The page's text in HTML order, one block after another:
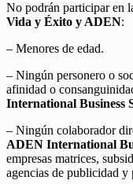
No podrán participar en
Vida y Éxito y ADEN:
– Menores de edad.
– Ningún personero o
afinidad o
International Business
– Ningún colaborador
ADEN International
empresas matrices,
agencias de publicidad y